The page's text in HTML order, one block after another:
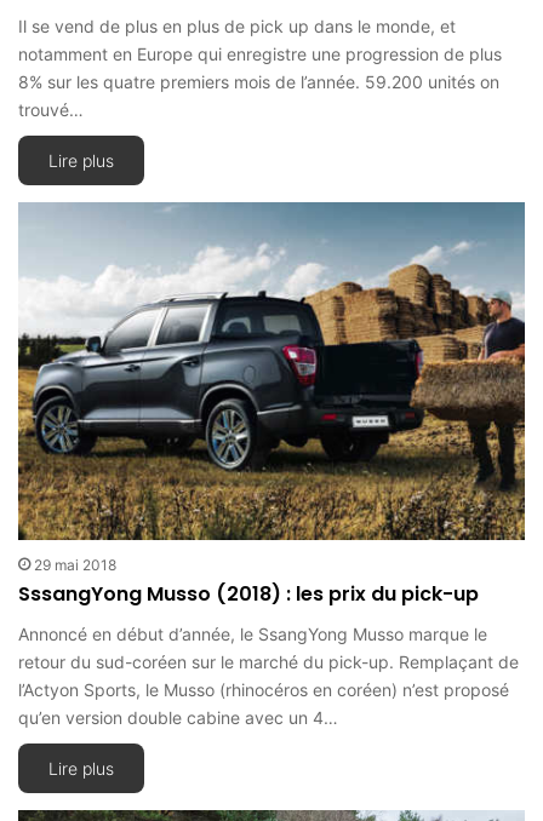
Il se vend de plus en plus de pick up dans le monde, et
notamment en Europe qui enregistre une progression de plus
8% sur les quatre premiers mois de l’année. 59.200 unités on
trouvé…
Lire plus
29 mai 2018
SssangYong Musso (2018) : les prix du pick-up
Annoncé en début d’année, le SsangYong Musso marque le
retour du sud-coréen sur le marché du pick-up. Remplaçant de
l’Actyon Sports, le Musso (rhinocéros en coréen) n’est proposé
qu’en version double cabine avec un 4…
Lire plus